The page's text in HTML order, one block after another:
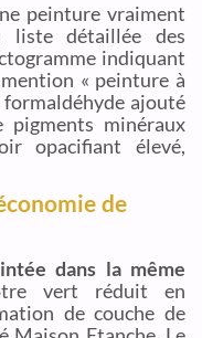
peinture vraiment
détaillée des
indiquant
« peinture à
ajouté
pigments minéraux
opacifiant élevé,
de
dans la même
vert réduit en
de couche de